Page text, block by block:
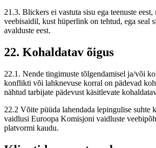
21.3. Blickers ei vastuta sisu ega teenuste eest,
veebisaidil, kust hüperlink on tehtud, ega seal
avalduste eest.
22. Kohaldatav õigus
22.1. Nende tingimuste tõlgendamisel ja/või
konflikti või lahknevuse korral on pädevad
nähtud tarbijate pädevust käsitlevate
22.2 Võite püüda lahendada lepingulise suhte
vaidlusi Euroopa Komisjoni vaidluste
platvormi kaudu.